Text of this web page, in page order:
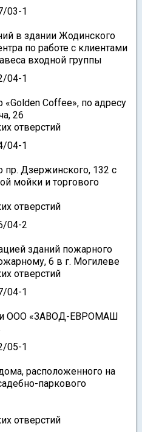
03-1
в здании Жодинского
по работе с клиентами
входной группы
04-1
Coffee», по адресу
26
отверстий
04-1
Дзержинского, 132 с
мойки и торгового
отверстий
04-2
зданий пожарного
6 в г. Могилеве
отверстий
04-1
ООО «ЗАВОД-ЕВРОМАШ
05-1
расположенного на
паркового
отверстий